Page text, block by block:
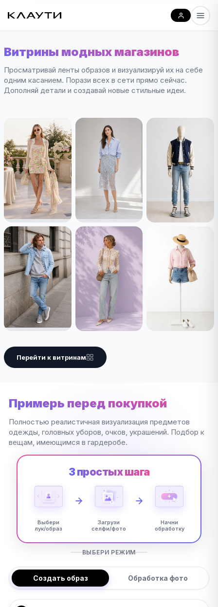
Витрины модных магазинов
Просматривай ленты образов и визуализируй их на себе
одним касанием. Порази всех в сети прямо сейчас.
Дополняй детали и создавай новые стильные идеи.
Перейти к витринам
Примерь перед покупкой
Полностью реалистичная визуализация предметов
одежды, головных уборов, очков, украшений. Подбор к
вещам, имеющимся в гардеробе.
3 простых шага
Выбери
лук/образ
Загрузи
селфи/фото
Начни
обработку
ВЫБЕРИ РЕЖИМ
Создать образ Обработка фото